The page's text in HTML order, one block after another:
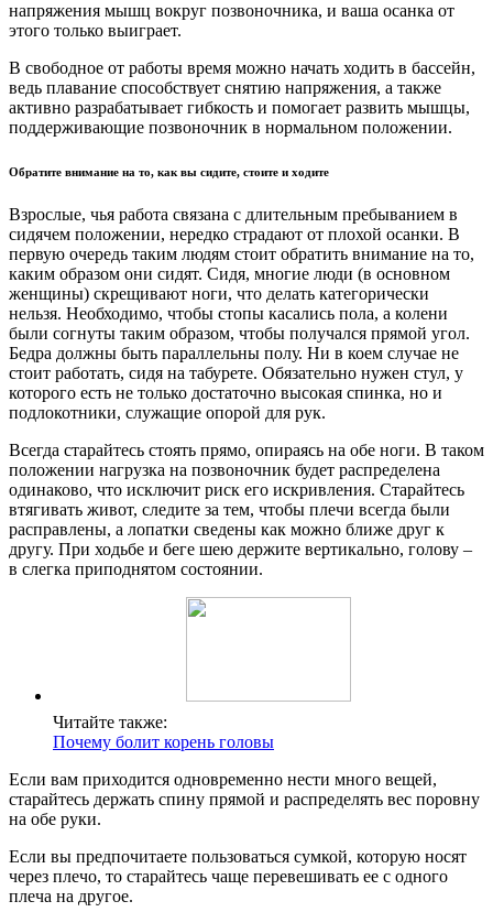
напряжения мышц вокруг позвоночника, и ваша осанка от
этого только выиграет.
В свободное от работы время можно начать ходить в бассейн,
ведь плавание способствует снятию напряжения, а также
активно разрабатывает гибкость и помогает развить мышцы,
поддерживающие позвоночник в нормальном положении.
Обратите внимание на то, как вы сидите, стоите и ходите
Взрослые, чья работа связана с длительным пребыванием в
сидячем положении, нередко страдают от плохой осанки. В
первую очередь таким людям стоит обратить внимание на то,
каким образом они сидят. Сидя, многие люди (в основном
женщины) скрещивают ноги, что делать категорически
нельзя. Необходимо, чтобы стопы касались пола, а колени
были согнуты таким образом, чтобы получался прямой угол.
Бедра должны быть параллельны полу. Ни в коем случае не
стоит работать, сидя на табурете. Обязательно нужен стул, у
которого есть не только достаточно высокая спинка, но и
подлокотники, служащие опорой для рук.
Всегда старайтесь стоять прямо, опираясь на обе ноги. В таком
положении нагрузка на позвоночник будет распределена
одинаково, что исключит риск его искривления. Старайтесь
втягивать живот, следите за тем, чтобы плечи всегда были
расправлены, а лопатки сведены как можно ближе друг к
другу. При ходьбе и беге шею держите вертикально, голову –
в слегка приподнятом состоянии.
Читайте также:
Почему болит корень головы
Если вам приходится одновременно нести много вещей,
старайтесь держать спину прямой и распределять вес поровну
на обе руки.
Если вы предпочитаете пользоваться сумкой, которую носят
через плечо, то старайтесь чаще перевешивать ее с одного
плеча на другое.